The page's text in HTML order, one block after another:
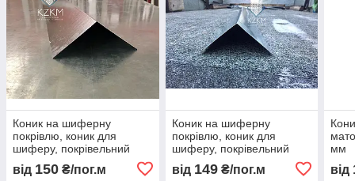
Коник на шиферну
покрівлю, коник для
шиферу, покрівельний
коник з оцинкованої, коник
даху, для металочерепиці
від 150 ₴/пог.м
Коник на шиферну
покрівлю, коник для
шиферу, покрівельний
коник з оцинкованої, коник
даху, для металочерепиці
від 149₴/пог.м
мм
від